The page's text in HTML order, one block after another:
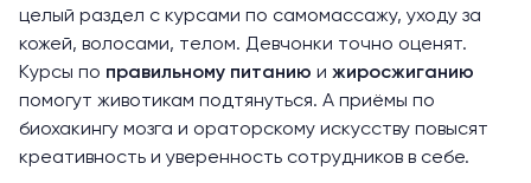
целый раздел с курсами по самомассажу, уходу за
кожей, волосами, телом. Девчонки точно оценят.
Курсы по правильному питанию и жиросжиганию
помогут животикам подтянуться. А приёмы по
биохакингу мозга и ораторскому искусству повысят
креативность и уверенность сотрудников в себе.